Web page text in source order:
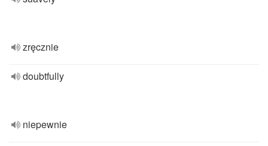
zręcznie
doubtfully
niepewnie